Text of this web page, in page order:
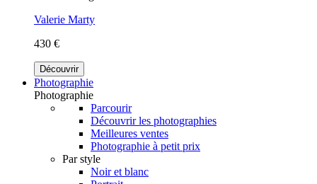
Valerie Marty
430 €
Découvrir
Photographie
Photographie
Parcourir
Découvrir les photographies
Meilleures ventes
Photographie à petit prix
Par style
Noir et blanc